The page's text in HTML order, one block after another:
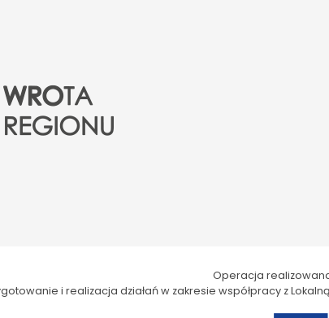
Operacja
i realizacja działań w zakresie współpracy z